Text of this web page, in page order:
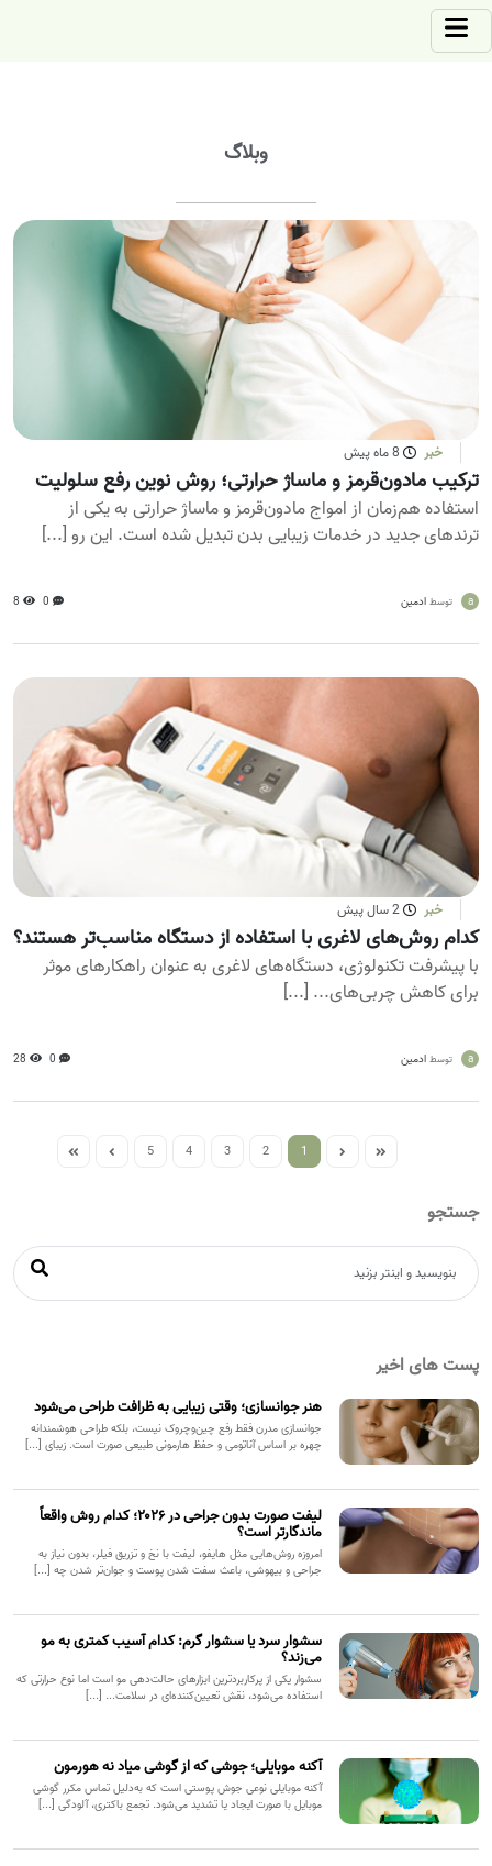
وبلاگ
خبر 8 ماه پیش
ترکیب مادون‌قرمز و ماساژ حرارتی؛ روش نوین رفع سلولیت
استفاده هم‌زمان از امواج مادون‌قرمز و ماساژ حرارتی به یکی از
ترندهای جدید در خدمات زیبایی بدن تبدیل شده است. این رو [...]
a توسط ادمین 0
8
خبر 2 سال پیش
کدام روش‌های لاغری با استفاده از دستگاه مناسب‌تر هستند؟
با پیشرفت تکنولوژی، دستگاه‌های لاغری به عنوان راهکارهای موثر
برای کاهش چربی‌های... [...]
a توسط ادمین 0
28
1
2
3
4
5
جستجو
پست های اخیر
هنر جوانسازی؛ وقتی زیبایی به ظرافت طراحی می‌شود
جوانسازی مدرن فقط رفع چین‌وچروک نیست، بلکه طراحی هوشمندانه
چهره بر اساس آناتومی و حفظ هارمونی طبیعی صورت است. زیبای [...]
لیفت صورت بدون جراحی در ۲۰۲۶؛ کدام روش واقعاً
ماندگارتر است؟
امروزه روش‌هایی مثل هایفو، لیفت با نخ و تزریق فیلر، بدون نیاز به
جراحی و بیهوشی، باعث سفت شدن پوست و جوان‌تر شدن چه [...]
سشوار سرد یا سشوار گرم: کدام آسیب کمتری به مو
می‌زند؟
سشوار یکی از پرکاربردترین ابزارهای حالت‌دهی مو است اما نوع حرارتی که
استفاده می‌شود، نقش تعیین‌کننده‌ای در سلامت... [...]
آکنه موبایلی؛ جوشی که از گوشی میاد نه هورمون
آکنه موبایلی نوعی جوش پوستی است که به‌دلیل تماس مکرر گوشی
موبایل با صورت ایجاد یا تشدید می‌شود. تجمع باکتری، آلودگی [...]